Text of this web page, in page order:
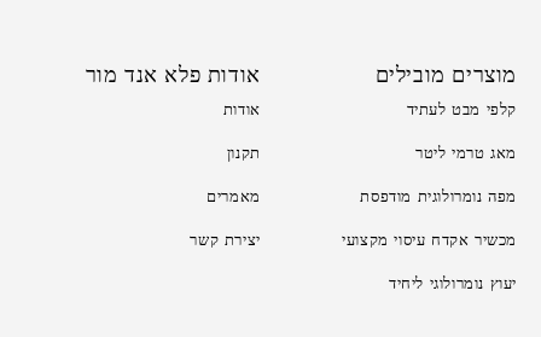
מוצרים מובילים
קלפי מבט לעתיד
מאג טרמי ליטר
מפה נומרולוגית מודפסת
מכשיר אקדח עיסוי מקצועי
יעוץ נומרולוגי ליחיד
אודות פלא אנד מור
אודות
תקנון
מאמרים
יצירת קשר